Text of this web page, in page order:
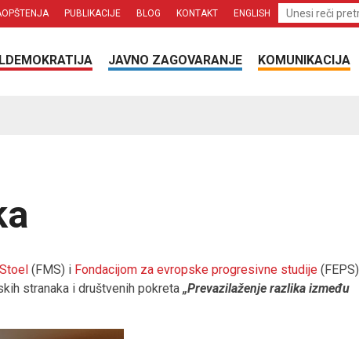
PUBLIKACIJE BLOG KONTAKT ENGLISH
JAVNO ZAGOVARANJE KOMUNIKACIJA
(FMS) i Fondacijom za evropske progresivne studije (FEPS)
stranaka i društvenih pokreta „Prevazilaženje razlika između